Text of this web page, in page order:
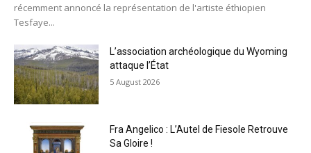
récemment annoncé la représentation de l'artiste éthiopien
Tesfaye...
L’association archéologique du Wyoming
attaque l’État
5 August 2026
Fra Angelico : L’Autel de Fiesole Retrouve
Sa Gloire !